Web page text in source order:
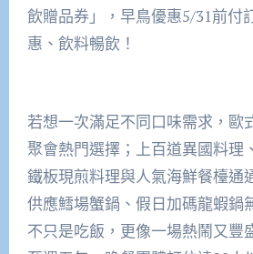
飲贈品券」，早鳥優惠5/31前付
惠、飲料暢飲！
若想一次滿足不同口味需求，歐
聚會熱門選擇；上百道異國料理
鐵板現煎料理與人氣海鮮餐檯通
供應鱈場蟹鍋、假日加碼龍蝦鍋
不只是吃飯，更像一場熱鬧又豐